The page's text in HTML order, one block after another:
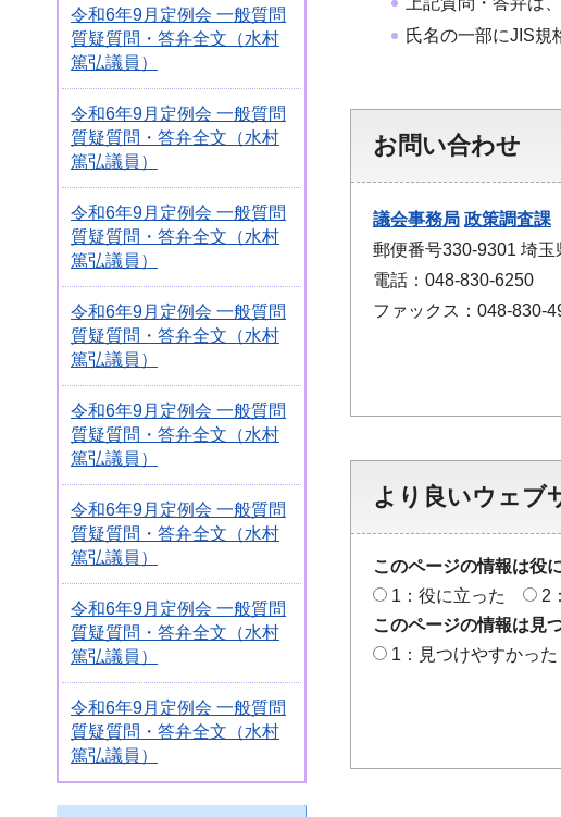
令和6年9月定例会 一般質問
質疑質問・答弁全文（水村
篤弘議員）
令和6年9月定例会 一般質問
質疑質問・答弁全文（水村
篤弘議員）
令和6年9月定例会 一般質問
質疑質問・答弁全文（水村
篤弘議員）
令和6年9月定例会 一般質問
質疑質問・答弁全文（水村
篤弘議員）
令和6年9月定例会 一般質問
質疑質問・答弁全文（水村
篤弘議員）
令和6年9月定例会 一般質問
質疑質問・答弁全文（水村
篤弘議員）
令和6年9月定例会 一般質問
質疑質問・答弁全文（水村
篤弘議員）
令和6年9月定例会 一般質問
質疑質問・答弁全文（水村
篤弘議員）
氏名の一部にJIS規
お問い合わせ
議会事務局 政策調査課
郵便番号330-9301 埼
電話：048-830-6250
ファックス：048-830-
より良いウェブ
このページの情報は役
1：役に立った
2
このページの情報は見
1：見つけやすかった